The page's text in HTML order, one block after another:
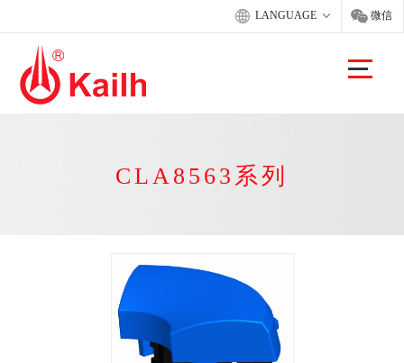
LANGUAGE 微信
CLA8563系列